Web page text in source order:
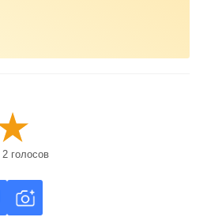
2 голосов